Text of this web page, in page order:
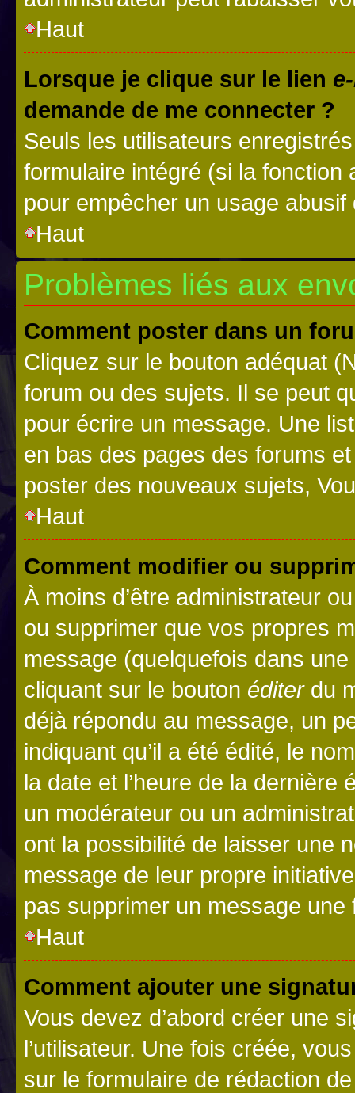
Haut
Lorsque je clique sur le lien
demande de me connecter ?
Seuls les utilisateurs
formulaire intégré (si la fonction
pour empêcher un usage
Haut
Problèmes liés aux
Comment poster dans un
Cliquez sur le bouton adéquat
forum ou des sujets. Il se peut
pour écrire un message. Une
en bas des pages des forums
poster des nouveaux sujets,
Haut
Comment modifier ou
À moins d’être administrateur
ou supprimer que vos propres
message (quelquefois dans
cliquant sur le bouton éditerdu
déjà répondu au message, un
indiquant qu’il a été édité, le
la date et l’heure de la dernière
un modérateur ou un
ont la possibilité de laisser une
message de leur propre
pas supprimer un message une
Haut
Comment ajouter une
Vous devez d’abord créer une
l’utilisateur. Une fois créée,
sur le formulaire de rédaction